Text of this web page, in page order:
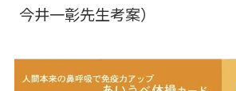
今井一彰先生考案）